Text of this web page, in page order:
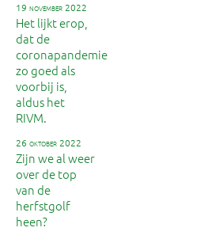
19 november 2022
Het lijkt erop,
dat de
coronapandemie
zo goed als
voorbij is,
aldus het
RIVM.
26 oktober 2022
Zijn we al weer
over de top
van de
herfstgolf
heen?